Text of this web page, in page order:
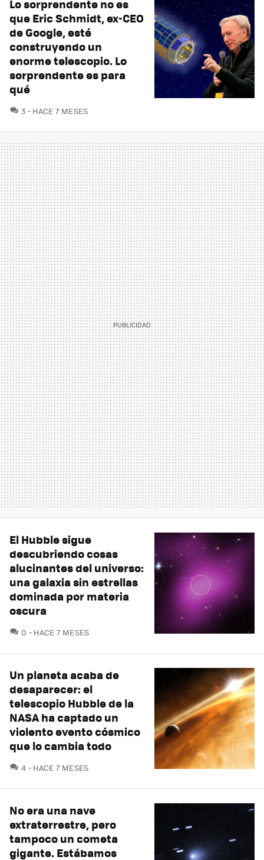
Lo sorprendente no es
que Eric Schmidt, ex-CEO
de Google, esté
construyendo un
enorme telescopio. Lo
sorprendente es para
qué
3 COMENTARIOS
HACE 7 MESES
El Hubble sigue
descubriendo cosas
alucinantes del universo:
una galaxia sin estrellas
dominada por materia
oscura
0 COMENTARIOS
HACE 7 MESES
Un planeta acaba de
desaparecer: el
telescopio Hubble de la
NASA ha captado un
violento evento cósmico
que lo cambia todo
4 COMENTARIOS
HACE 7 MESES
No era una nave
extraterrestre, pero
tampoco un cometa
gigante. Estábamos